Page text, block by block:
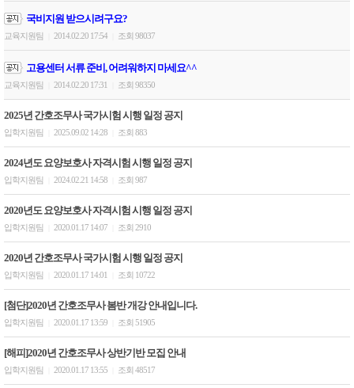
국비지원 받으시려구요?
교육지원팀 2014.02.20 17:54 조회 98037
고용센터 서류 준비, 어려워하지 마세요^^
교육지원팀 2014.02.20 17:31 조회 98350
2025년 간호조무사 국가시험 시행 일정 공지
입학지원팀 2025.09.02 14:28 조회 883
2024년도 요양보호사 자격시험 시행 일정 공지
입학지원팀 2024.02.21 14:58 조회 987
2020년도 요양보호사 자격시험 시행 일정 공지
입학지원팀 2020.01.17 14:07 조회 2910
2020년 간호조무사 국가시험 시행 일정 공지
입학지원팀 2020.01.17 14:01 조회 10722
[첨단]2020년 간호조무사 봄반 개강 안내입니다.
입학지원팀 2020.01.17 13:59 조회 51905
[해피]2020년 간호조무사 상반기반 모집 안내
입학지원팀 2020.01.17 13:55 조회 48517